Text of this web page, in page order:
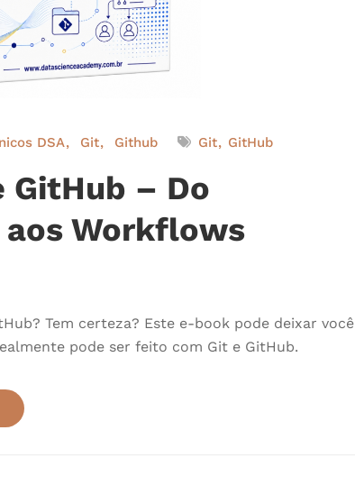
DSA Git Github Git GitHub
GitHub – Do
Workflows
Tem certeza? Este e-book pode deixar você
pode ser feito com Git e GitHub.